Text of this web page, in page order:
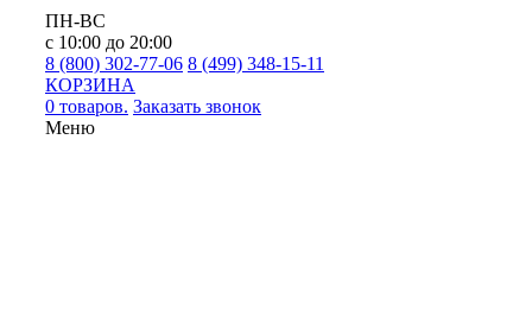
ПН-ВС
с 10:00 до 20:00
8 (800) 302-77-06 8 (499) 348-15-11
КОРЗИНА
0 товаров. Заказать звонок
Меню